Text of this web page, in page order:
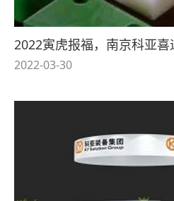
2022寅虎报福，南京科亚喜
2022-03-30